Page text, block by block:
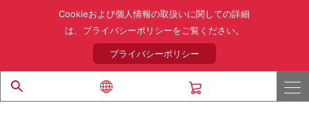
プライバシーポリシー
サイトマップ
ローム製品の販売に関する標準契約条件書(PDF)
© 1997 - 2026 ROHM CO., LTD. ALL RIGHTS RESERVED.
Cookieおよび個人情報の取扱いに関しての詳細
は、プライバシーポリシーをご覧ください。
プライバシーポリシー